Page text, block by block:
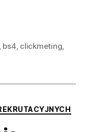
, bs4, clickmeting,